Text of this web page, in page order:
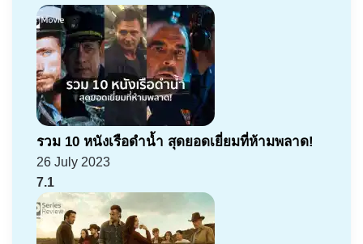
รวม 10 หนังเรือดำน้ำ สุดยอดเยี่ยมที่ห้ามพลาด!
26 July 2023
7.1